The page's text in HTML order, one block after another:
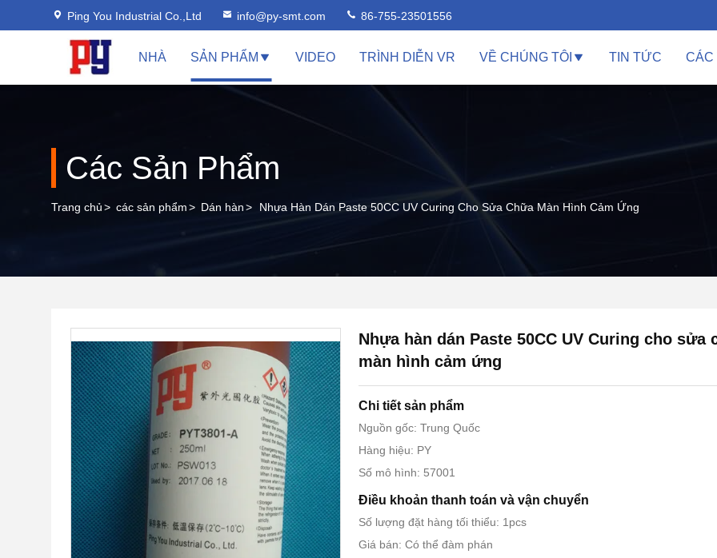
Ping You Industrial Co.,Ltd info@py-smt.com 86-755-23501556
NHÀ SẢN PHẨM VIDEO TRÌNH DIỄN VR VỀ CHÚNG TÔI TIN TỨC CÁC
Các Sản Phẩm
Trang chủ> các sản phẩm> Dán hàn> Nhựa Hàn Dán Paste 50CC UV Curing Cho Sửa Chữa Màn Hình Cảm Ứng
Nhựa hàn dán Paste 50CC UV Curing cho sửa
màn hình cảm ứng
Chi tiết sản phẩm
Nguồn gốc: Trung Quốc
Hàng hiệu: PY
Số mô hình: 57001
Điều khoản thanh toán và vận chuyển
Số lượng đặt hàng tối thiểu: 1pcs
Giá bán: Có thể đàm phán